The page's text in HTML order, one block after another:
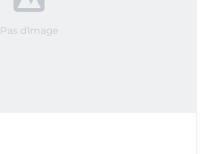
Pas d'image